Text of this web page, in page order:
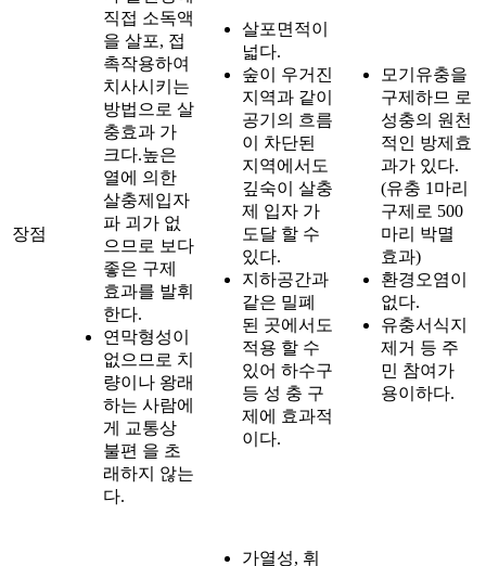
장점
직접 소독액
을 살포, 접
촉작용하여
치사시키는
방법으로 살
충효과 가
크다.높은
열에 의한
살충제입자
파 괴가 없
으므로 보다
좋은 구제
효과를 발휘
한다.
연막형성이
없으므로 치
량이나 왕래
하는 사람에
게 교통상
불편 을 초
래하지 않는
다.
살포면적이
넓다.
숲이 우거진
지역과 같이
공기의 흐름
이 차단된
지역에서도
깊숙이 살충
제 입자 가
도달 할 수
있다.
지하공간과
같은 밀폐
된 곳에서도
적용 할 수
있어 하수구
등 성 충 구
제에 효과적
이다.
모기유충을
구제하므 로
성충의 원천
적인 방제효
과가 있다.
(유충 1마리
구제로 500
마리 박멸
효과)
환경오염이
없다.
유충서식지
제거 등 주
민 참여가
용이하다.
가열성, 휘